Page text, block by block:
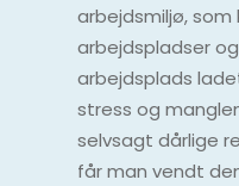
arbejdsmiljø,
arbejdspladser
arbejdsplads
stress og
selvsagt dårlige
får man vendt